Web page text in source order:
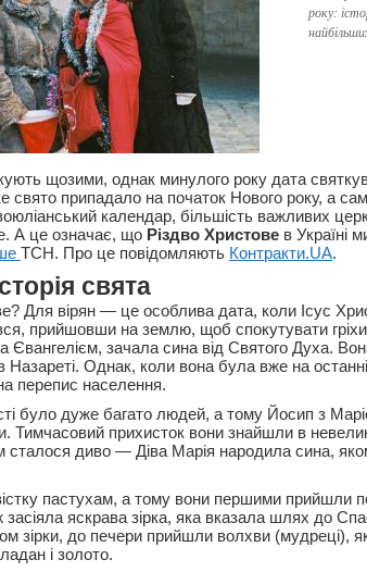
року:
щозими, однак минулого року дата
свято припадало на початок Нового року, а
календар, більшість важливих
А це означає, що Різдво Христове в Україні
ТСН. Про це повідомляють Контракти.UA.
свята
Для вірян — це особлива дата, коли Ісус
прийшовши на землю, щоб спокутувати
Євангелієм, зачала сина від Святого Духа.
Однак, коли вона була вже на останніх
перепис населення.
було дуже багато людей, а тому Йосип з
Тимчасовий прихисток вони знайшли в
сталося диво — Діва Марія народила сина,
пастухам, а тому вони першими прийшли
яскрава зірка, яка вказала шлях до
зірки, до печери прийшли волхви (мудреці),
і золото.